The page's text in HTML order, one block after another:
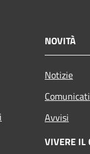
NOVITÀ
Notizie
Comunicati
Avvisi
VIVERE IL